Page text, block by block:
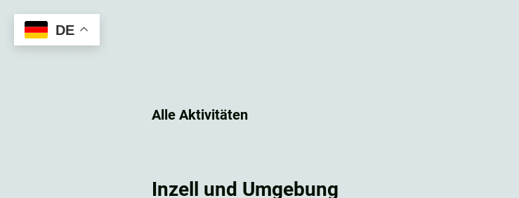
Alle Aktivitäten
Inzell und Umgebung
DE